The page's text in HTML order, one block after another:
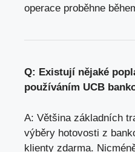
operace proběhne
Q: Existují nějaké
používáním UCB
A: Většina základních
výběry hotovosti z
klienty zdarma.